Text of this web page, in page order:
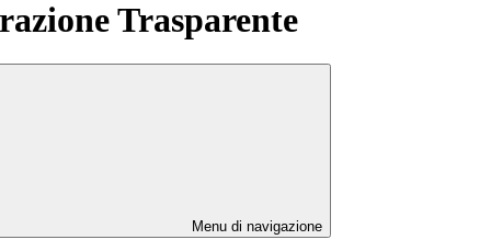
Trasparente
Menu di navigazione